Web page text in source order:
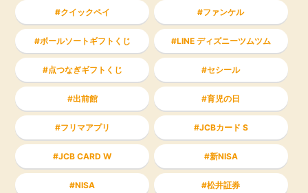
クイックペイ ファンケル
ボールソートギフトくじ LINE ディズニーツムツム
点つなぎギフトくじ セシール
出前館 育児の日
フリマアプリ JCBカード S
JCB CARD W 新NISA
NISA 松井証券